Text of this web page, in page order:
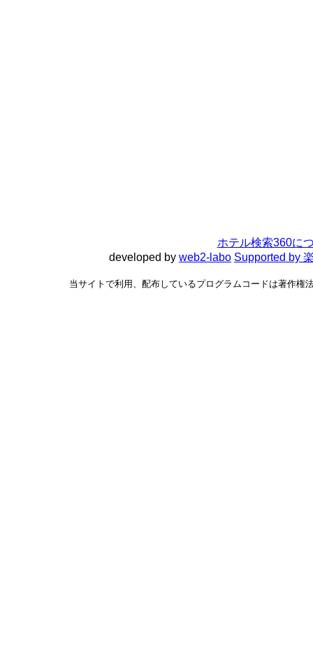
ホテル検索360に
developed by web2-labo Supported by
当サイトで利用、配布しているプログラムコードは著作